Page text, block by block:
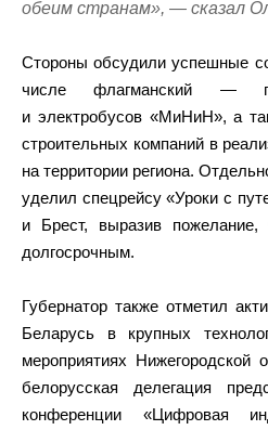
обеим странам», — сказал
Стороны обсудили успешные
числе флагманский —
и электробусов «МиНиН», а
строительных компаний в
на территории региона.
уделил спецрейсу «Уроки с
и Брест, выразив пожелание,
долгосрочным.
Губернатор также отметил
Беларусь в крупных
мероприятиях Нижегородской
белорусская делегация
конференции «Цифровая